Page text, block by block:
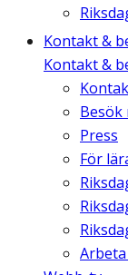
Kontakt &
Kontakt &
Besök
Press
För